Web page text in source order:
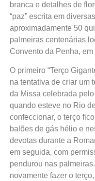
branca e detalhes de
“paz” escrita em
aproximadamente 50
palmeiras centenárias
Convento da Penha,
O primeiro “Terço
na tentativa de criar um
da Missa celebrada
quando esteve no Rio
confeccionar, o terço
balões de gás hélio e
devotas durante a
em seguida, com
pendurou nas
novamente fazer o